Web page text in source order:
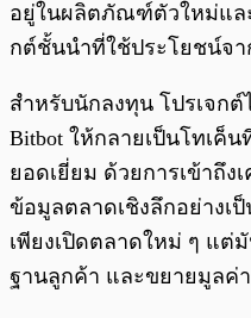
อยู่ในผลิตภัณฑ์ตัวใหม่และ
กต์ชั้นนำที่ใช้ประโยชน์จา
สำหรับนักลงทุน โปรเจก
Bitbot ให้กลายเป็นโทเค็
ยอดเยี่ยม ด้วยการเข้าถึง
ข้อมูลตลาดเชิงลึกอย่างเ
เพียงเปิดตลาดใหม่ ๆ แต่
ฐานลูกค้า และขยายมูลค่